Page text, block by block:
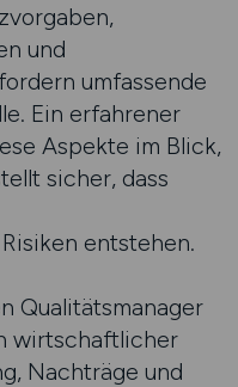
und
umfassende
Ein erfahrener
Aspekte im Blick,
sicher, dass
entstehen.
Qualitätsmanager
wirtschaftlicher
Nachträge und